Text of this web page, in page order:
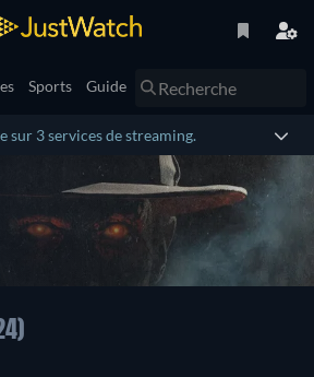
Sports Guide
3 services de streaming.